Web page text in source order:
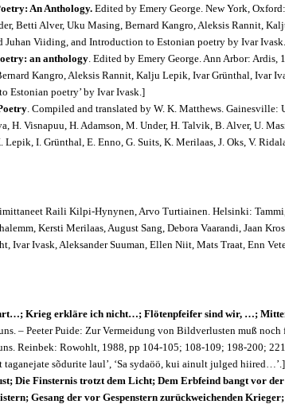
An Anthology. Edited by Emery George. New York,
Betti Alver, Uku Masing, Bernard Kangro, Aleksis Rannit,
Juhan Viiding, and Introduction to Estonian poetry by Ivar
an anthology. Edited by Emery George. Ann Arbor:
Kangro, Aleksis Rannit, Kalju Lepik, Ivar Grünthal, Ivar
Estonian poetry’ by Ivar Ivask.]
. Compiled and translated by W. K. Matthews. Gainesville:
H. Visnapuu, H. Adamson, M. Under, H. Talvik, B. Alver, U.
I. Grünthal, E. Enno, G. Suits, K. Merilaas, J. Oks, V.
Raili Kilpi-Hynynen, Arvo Turtiainen. Helsinki:
Kersti Merilaas, August Sang, Debora Vaarandi, Jaan
Ivar Ivask, Aleksander Suuman, Ellen Niit, Mats Traat, Enn
Krieg erkläre ich nicht…; Flötenpfeifer sind wir, …;
– Peeter Puide: Zur Vermeidung von Bildverlusten muß noch
Reinbek: Rowohlt, 1988, pp 104-105; 108-109; 198-200;
taganejate sõdurite laul’, ‘Sa sydaöö, kui ainult julged hiired…’.]
Die Finsternis trotzt dem Licht; Dem Erbfeind bangt vor
Gesang der vor Gespenstern zurückweichenden